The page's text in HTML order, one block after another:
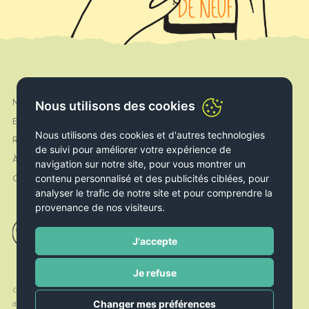
Nous utilisons des cookies
Nous utilisons des cookies et d'autres technologies
de suivi pour améliorer votre expérience de
navigation sur notre site, pour vous montrer un
contenu personnalisé et des publicités ciblées, pour
analyser le trafic de notre site et pour comprendre la
provenance de nos visiteurs.
J'accepte
Je refuse
Changer mes préférences
Mon compte
Expédition & Livraison
Retours & Echanges
À propos de nous
Contact
Facebook
Conditions
d’utilisation
Politique de
Cookies
Politique de
confidentialité